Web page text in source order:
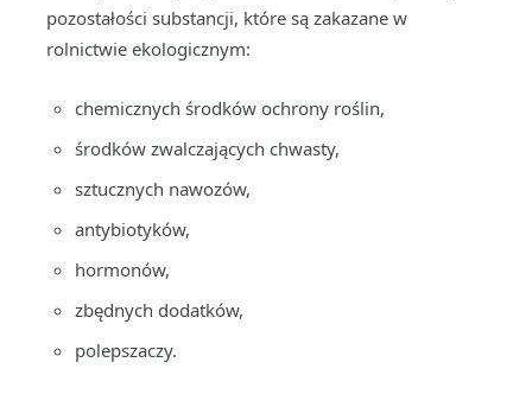
pozostałości substancji, które są zakazane w
rolnictwie ekologicznym:
chemicznych środków ochrony roślin,
środków zwalczających chwasty,
sztucznych nawozów,
antybiotyków,
hormonów,
zbędnych dodatków,
polepszaczy.